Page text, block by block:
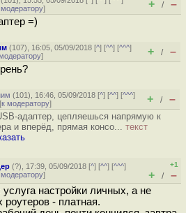
модератору] + / –
=)
(107), 16:05, 05/09/2018 [^] [^^] [^^^]
] + / –
(101), 16:46, 05/09/2018 [^] [^^] [^^^]
к модератору] + / –
адаптер, цепляешься напрямую к
и вперёд, прямая консо... текст
(?), 17:39, 05/09/2018 [^] [^^] [^^^]
модератору]
+1
+ / –
настройки личных, а не
роутеров - платная.